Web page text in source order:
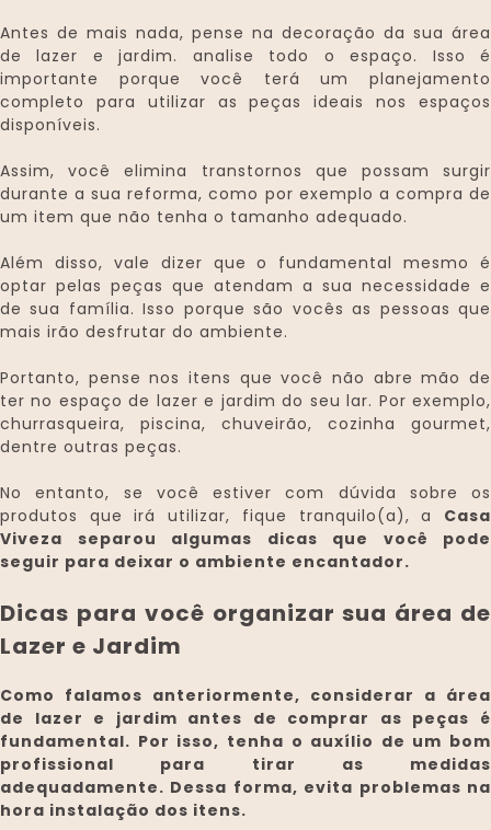
Antes de mais nada, pense na decoração da sua área
de lazer e jardim. analise todo o espaço. Isso é
importante porque você terá um planejamento
completo para utilizar as peças ideais nos espaços
disponíveis.
Assim, você elimina transtornos que possam surgir
durante a sua reforma, como por exemplo a compra de
um item que não tenha o tamanho adequado.
Além disso, vale dizer que o fundamental mesmo é
optar pelas peças que atendam a sua necessidade e
de sua família. Isso porque são vocês as pessoas que
mais irão desfrutar do ambiente.
Portanto, pense nos itens que você não abre mão de
ter no espaço de lazer e jardim do seu lar. Por exemplo,
churrasqueira, piscina, chuveirão, cozinha gourmet,
dentre outras peças.
No entanto, se você estiver com dúvida sobre os
produtos que irá utilizar, fique tranquilo(a), a Casa
Viveza separou algumas dicas que você pode
seguir para deixar o ambiente encantador.
Dicas para você organizar sua área de
Lazer e Jardim
Como falamos anteriormente, considerar a área
de lazer e jardim antes de comprar as peças é
fundamental. Por isso, tenha o auxílio de um bom
profissional para tirar as medidas
adequadamente. Dessa forma, evita problemas na
hora instalação dos itens.